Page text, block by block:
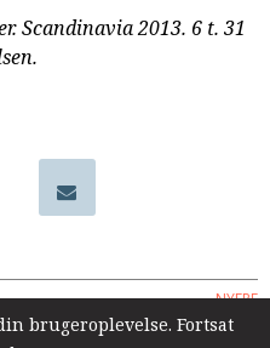
Scandinavia 2013. 6 t. 31
NYERE
brugeroplevelse. Fortsat